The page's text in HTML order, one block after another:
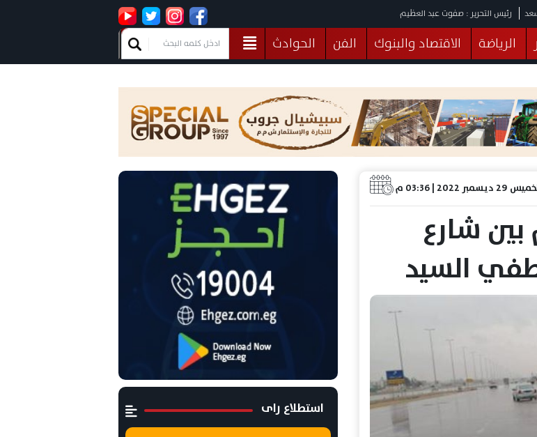
رئيس التحرير : صفوت عبد العظيم
الرياضة الاقتصاد والبنوك الفن
الحوادث
صحة الثقافة خدمات منوعات
29 ديسمبر 2022 | 03:36 م
شارع
السيد
استطلاع راى